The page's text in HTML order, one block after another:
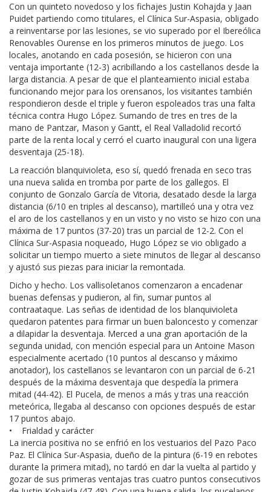
Con un quinteto novedoso y los fichajes Justin Kohajda y Jaan
Puidet partiendo como titulares, el Clínica Sur-Aspasia, obligado
a reinventarse por las lesiones, se vio superado por el Ibereólica
Renovables Ourense en los primeros minutos de juego. Los
locales, anotando en cada posesión, se hicieron con una
ventaja importante (12-3) acribillando a los castellanos desde la
larga distancia. A pesar de que el planteamiento inicial estaba
funcionando mejor para los orensanos, los visitantes también
respondieron desde el triple y fueron espoleados tras una falta
técnica contra Hugo López. Sumando de tres en tres de la
mano de Pantzar, Mason y Gantt, el Real Valladolid recortó
parte de la renta local y cerró el cuarto inaugural con una ligera
desventaja (25-18).
La reacción blanquivioleta, eso sí, quedó frenada en seco tras
una nueva salida en tromba por parte de los gallegos. El
conjunto de Gonzalo García de Vitoria, desatado desde la larga
distancia (6/10 en triples al descanso), martilleó una y otra vez
el aro de los castellanos y en un visto y no visto se hizo con una
máxima de 17 puntos (37-20) tras un parcial de 12-2. Con el
Clínica Sur-Aspasia noqueado, Hugo López se vio obligado a
solicitar un tiempo muerto a siete minutos de llegar al descanso
y ajustó sus piezas para iniciar la remontada.
Dicho y hecho. Los vallisoletanos comenzaron a encadenar
buenas defensas y pudieron, al fin, sumar puntos al
contraataque. Las señas de identidad de los blanquivioleta
quedaron patentes para firmar un buen baloncesto y comenzar
a dilapidar la desventaja. Merced a una gran aportación de la
segunda unidad, con mención especial para un Antoine Mason
especialmente acertado (10 puntos al descanso y máximo
anotador), los castellanos se levantaron con un parcial de 6-21
después de la máxima desventaja que despedía la primera
mitad (44-42). El Pucela, de menos a más y tras una reacción
meteórica, llegaba al descanso con opciones después de estar
17 puntos abajo.
• Frialdad y carácter
La inercia positiva no se enfrió en los vestuarios del Pazo Paco
Paz. El Clínica Sur-Aspasia, dueño de la pintura (6-19 en rebotes
durante la primera mitad), no tardó en dar la vuelta al partido y
gozar de sus primeras ventajas tras cuatro puntos consecutivos